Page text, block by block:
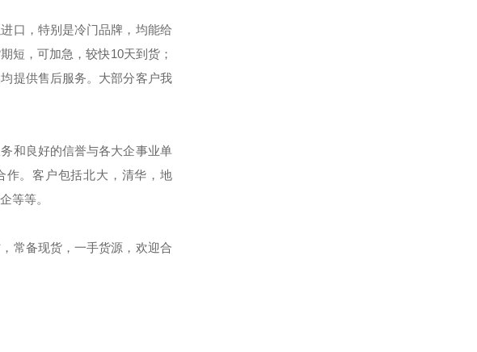
口，特别是冷门品牌，均能给
短，可加急，较快10天到货；
提供售后服务。大部分客户我
和良好的信誉与各大企事业单
作。客户包括北大，清华，地
等等。
常备现货，一手货源，欢迎合